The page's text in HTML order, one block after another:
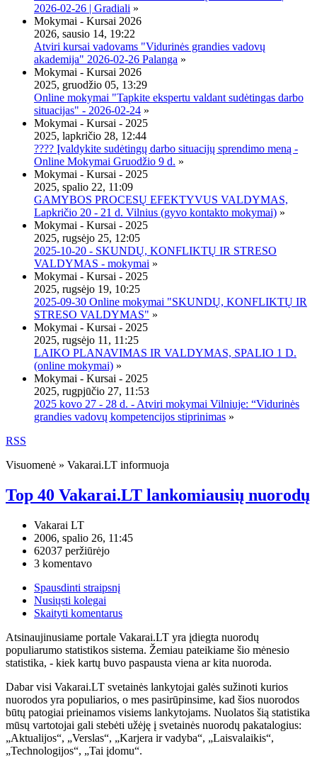
2026-02-26 | Gradiali »
Mokymai - Kursai 2026
2026, sausio 14, 19:22
Atviri kursai vadovams "Vidurinės grandies vadovų
akademija" 2026-02-26 Palanga »
Mokymai - Kursai 2026
2025, gruodžio 05, 13:29
Online mokymai "Tapkite ekspertu valdant sudėtingas darbo
situacijas" - 2026-02-24 »
Mokymai - Kursai - 2025
2025, lapkričio 28, 12:44
???? Įvaldykite sudėtingų darbo situacijų sprendimo meną -
Online Mokymai Gruodžio 9 d. »
Mokymai - Kursai - 2025
2025, spalio 22, 11:09
GAMYBOS PROCESŲ EFEKTYVUS VALDYMAS,
Lapkričio 20 - 21 d. Vilnius (gyvo kontakto mokymai) »
Mokymai - Kursai - 2025
2025, rugsėjo 25, 12:05
2025-10-20 - SKUNDŲ, KONFLIKTŲ IR STRESO
VALDYMAS - mokymai »
Mokymai - Kursai - 2025
2025, rugsėjo 19, 10:25
2025-09-30 Online mokymai "SKUNDŲ, KONFLIKTŲ IR
STRESO VALDYMAS" »
Mokymai - Kursai - 2025
2025, rugsėjo 11, 11:25
LAIKO PLANAVIMAS IR VALDYMAS, SPALIO 1 D.
(online mokymai) »
Mokymai - Kursai - 2025
2025, rugpjūčio 27, 11:53
2025 kovo 27 - 28 d. - Atviri mokymai Vilniuje: “Vidurinės
grandies vadovų kompetencijos stiprinimas »
RSS
Visuomenė » Vakarai.LT informuoja
Top 40 Vakarai.LT lankomiausių nuorodų
Vakarai LT
2006, spalio 26, 11:45
62037 peržiūrėjo
3 komentavo
Spausdinti straipsnį
Nusiųsti kolegai
Skaityti komentarus
Atsinaujinusiame portale Vakarai.LT yra įdiegta nuorodų
populiarumo statistikos sistema. Žemiau pateikiame šio mėnesio
statistika, - kiek kartų buvo paspausta viena ar kita nuoroda.
Dabar visi Vakarai.LT svetainės lankytojai galės sužinoti kurios
nuorodos yra populiarios, o mes pasirūpinsime, kad šios nuorodos
būtų patogiai prieinamos visiems lankytojams. Nuolatos šią statistika
mūsų vartotojai gali stebėti užėję į svetainės nuorodų pakatalogius:
„Aktualijos“, „Verslas“, „Karjera ir vadyba“, „Laisvalaikis“,
„Technologijos“, „Tai įdomu“.